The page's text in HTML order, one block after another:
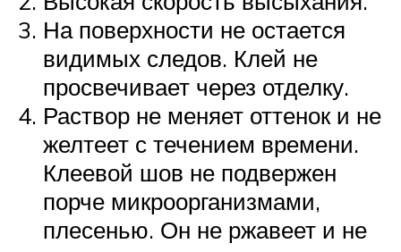
На поверхности не остается
видимых следов. Клей не
просвечивает через отделку.
Раствор не меняет оттенок и не
желтеет с течением времени.
Клеевой шов не подвержен
порче микроорганизмами,
плесенью. Он не ржавеет и не